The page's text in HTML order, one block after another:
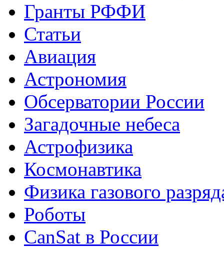
Гранты РФФИ
Статьи
Авиация
Астрономия
Обсерватории России
Загадочные небеса
Астрофизика
Космонавтика
Физика газового
Роботы
CanSat в России